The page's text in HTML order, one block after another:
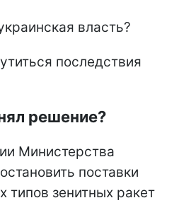
власть?
последствия
решение?
Министерства
поставки
типов зенитных ракет